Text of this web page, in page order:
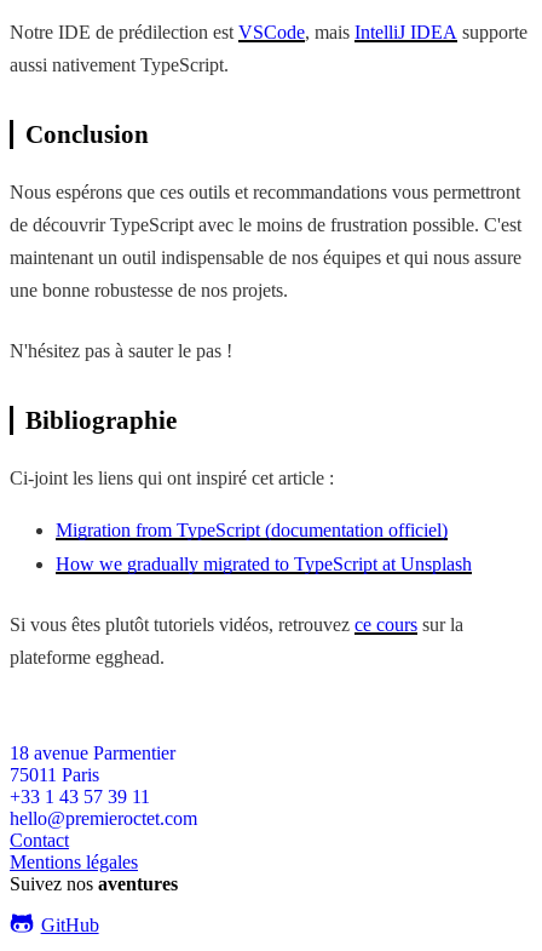
Notre IDE de prédilection est VSCode, mais IntelliJ IDEA supporte
aussi nativement TypeScript.
Conclusion
Nous espérons que ces outils et recommandations vous permettront
de découvrir TypeScript avec le moins de frustration possible. C'est
maintenant un outil indispensable de nos équipes et qui nous assure
une bonne robustesse de nos projets.
N'hésitez pas à sauter le pas !
Bibliographie
Ci-joint les liens qui ont inspiré cet article :
Migration from TypeScript (documentation officiel)
How we gradually migrated to TypeScript at Unsplash
Si vous êtes plutôt tutoriels vidéos, retrouvez ce cours sur la
plateforme egghead.
18 avenue Parmentier
75011 Paris
+33 1 43 57 39 11
hello@premieroctet.com
Contact
Mentions légales
Suivez nos aventures
GitHub